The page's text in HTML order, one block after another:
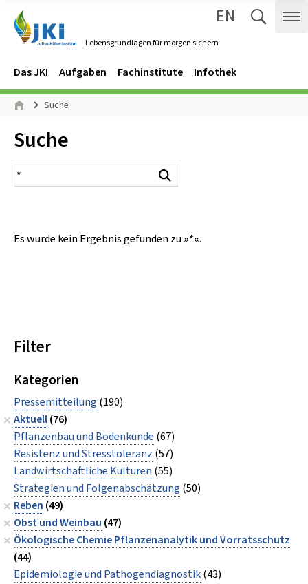
Lebensgrundlagen für morgen sichern
EN
Navigation
Hauptmenü
Das JKI Aufgaben Fachinstitute Infothek
Seitenpfad
Suche
Inhalt:
Suche
Suchergebnis
Es wurde kein Ergebnis gefunden zu »*«.
Filter
Kategorien
Pressemitteilung (190)
Aktuell(76)
Pflanzenbau und Bodenkunde (67)
Resistenz und Stresstoleranz (57)
Landwirtschaftliche Kulturen (55)
Strategien und Folgenabschätzung (50)
Reben (49)
Obst und Weinbau (47)
Ökologische Chemie Pflanzenanalytik und Vorratsschutz
(44)
Epidemiologie und Pathogendiagnostik(43)